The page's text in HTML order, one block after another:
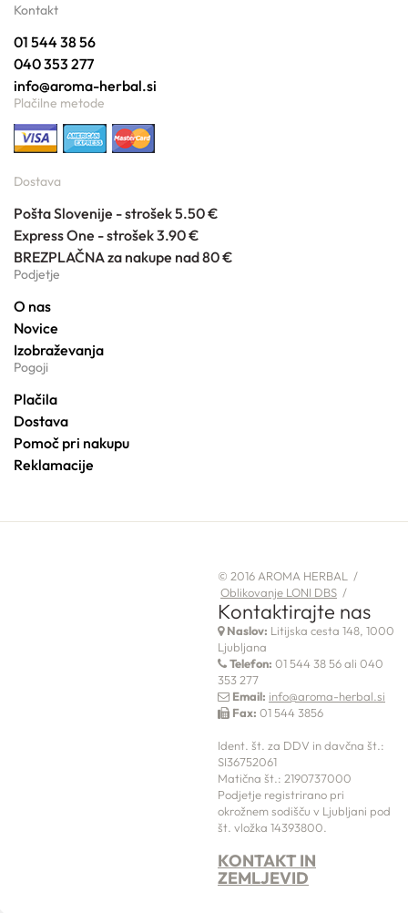
Kontakt
01 544 38 56
040 353 277
info@aroma-herbal.si
Plačilne metode
Dostava
Pošta Slovenije - strošek 5.50 €
Express One - strošek 3.90 €
BREZPLAČNA za nakupe nad 80 €
Podjetje
O nas
Novice
Izobraževanja
Pogoji
Plačila
Dostava
Pomoč pri nakupu
Reklamacije
© 2016 AROMA HERBAL /
Oblikovanje LONI DBS /
Kontaktirajte nas
Naslov: Litijska cesta 148, 1000
Ljubljana
Telefon: 01 544 38 56 ali 040
353 277
Email: info@aroma-herbal.si
Fax: 01 544 3856
Ident. št. za DDV in davčna št.:
SI36752061
Matična št.: 2190737000
Podjetje registrirano pri
okrožnem sodišču v Ljubljani pod
št. vložka 14393800.
KONTAKT IN
ZEMLJEVID